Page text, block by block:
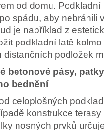
od domu. Podkladní
spádu, aby nebránili
je například z
podkladní latě kolmo
distančních podložek
betonové pásy,
bednění
celoplošných
konstrukce terasy
nosných prvků